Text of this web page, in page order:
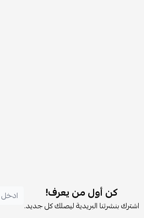
كن أول من يعرف!
اشترك بنشرتنا البريدية ليصلك كل جديد.